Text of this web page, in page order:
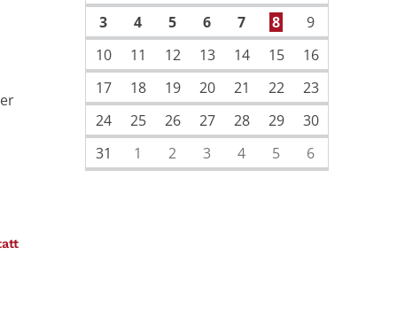
3
4 5 6 7 8
9
10
11 12 13 14 15
16
17
18 19 20 21 22
23
24
25 26 27 28 29
30
31
1 2 3 4 5 6